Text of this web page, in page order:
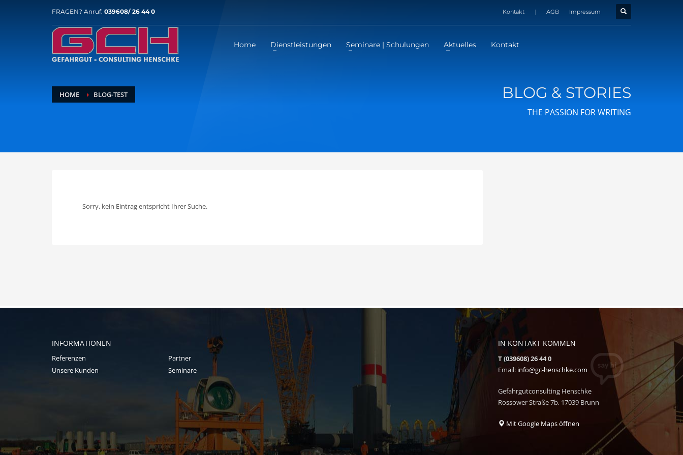
FRAGEN? Anruf: 039608/ 26 44 0 Kontakt | AGB Impressum
Home Dienstleistungen Seminare | Schulungen Aktuelles Kontakt
HOME BLOG-TEST BLOG & STORIES
THE PASSION FOR WRITING
Sorry, kein Eintrag entspricht Ihrer Suche.
INFORMATIONEN
Referenzen
Partner
Unsere Kunden
Seminare
IN KONTAKT KOMMEN
T (039608) 26 44 0
Email: info@gc-henschke.com
Gefahrgutconsulting Henschke
Rossower Straße 7b, 17039 Brunn
Mit Google Maps öffnen